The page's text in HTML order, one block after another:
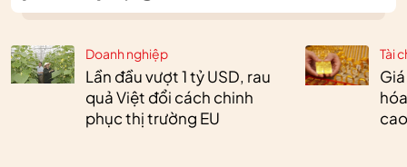
Doanh nghiệp
Lần đầu vượt 1 tỷ USD, rau
quả Việt đổi cách chinh
phục thị trường EU
Tài